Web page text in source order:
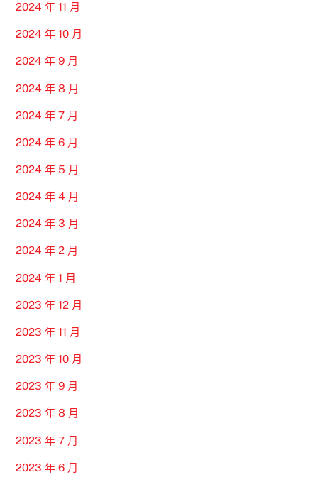
2024 年 11 月
2024 年 10 月
2024 年 9 月
2024 年 8 月
2024 年 7 月
2024 年 6 月
2024 年 5 月
2024 年 4 月
2024 年 3 月
2024 年 2 月
2024 年 1 月
2023 年 12 月
2023 年 11 月
2023 年 10 月
2023 年 9 月
2023 年 8 月
2023 年 7 月
2023 年 6 月